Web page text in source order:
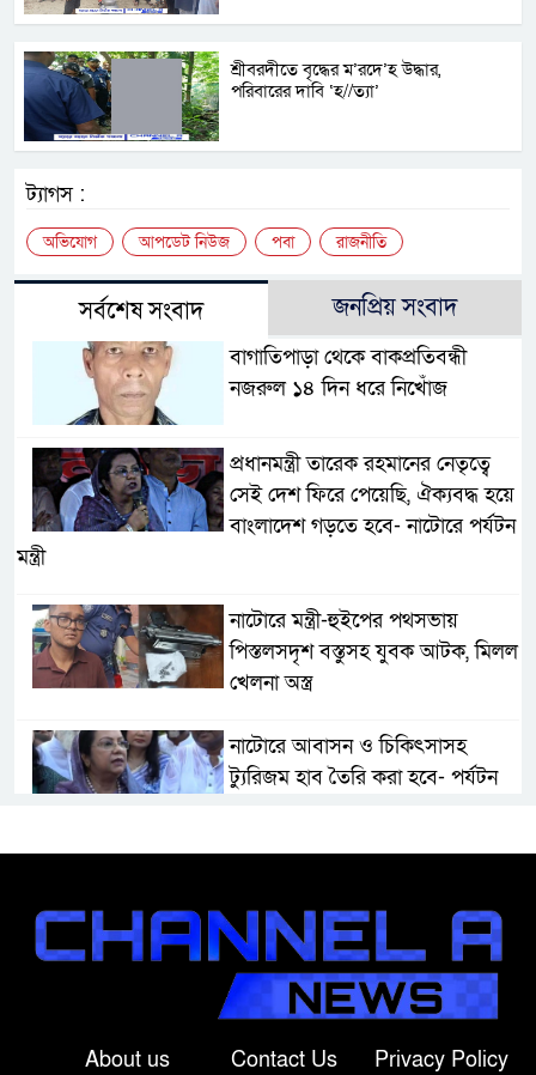
শ্রীবরদীতে বৃদ্ধের ম’রদে’হ উদ্ধার,
পরিবারের দাবি ‘হ//ত্যা’
ট্যাগস :
অভিযোগ আপডেট নিউজ পবা রাজনীতি
সর্বশেষ সংবাদ জনপ্রিয় সংবাদ
বাগাতিপাড়া থেকে বাকপ্রতিবন্ধী
নজরুল ১৪ দিন ধরে নিখোঁজ
প্রধানমন্ত্রী তারেক রহমানের নেতৃত্বে
সেই দেশ ফিরে পেয়েছি, ঐক্যবদ্ধ হয়ে
বাংলাদেশ গড়তে হবে- নাটোরে পর্যটন
মন্ত্রী
নাটোরে মন্ত্রী-হুইপের পথসভায়
পিস্তলসদৃশ বস্তুসহ যুবক আটক, মিলল
খেলনা অস্ত্র
নাটোরে আবাসন ও চিকিৎসাসহ
ট্যুরিজম হাব তৈরি করা হবে- পর্যটন
ধ্বংস, ইউপি চেয়ারম্যানের উপস্থিতিতে
আটক ব্যক্তিকে শাস্তি
শ্রীবরদীতে বৃদ্ধের ম’রদে’হ উদ্ধার,
পরিবারের দাবি ‘হ//ত্যা’
About us Contact Us Privacy Policy